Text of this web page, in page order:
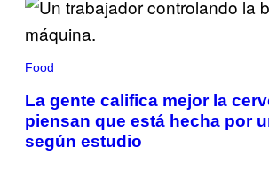
Food
La gente califica mejor la
piensan que está hecha por
según estudio